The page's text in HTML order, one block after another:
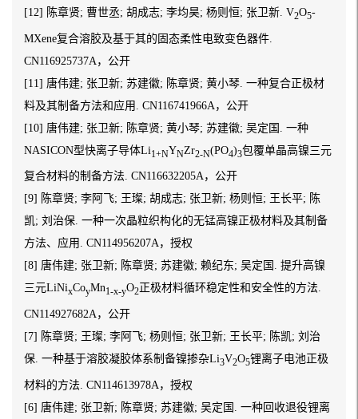
[12] 陈章贤; 曹世丞; 胡成志; 李均昊; 杨则恒; 张卫新. V2O5-
MXene复合溶胶及基于其的固态柔性电致变色器件.
CN116925737A，公开
[11] 唐伟建; 张卫新; 苏建徽; 陈章贤; 黄小琴. 一种复合正极材
料及其制备方法和应用. CN116741966A，公开
[10] 唐伟建; 张卫新; 陈章贤; 黄小琴; 苏建徽; 吴定国. 一种
NASICON型快离子导体Li1+NYNZr2-N(PO4)3包覆单晶高镍三元
复合材料的制备方法. CN116632205A，公开
[9] 陈章贤; 李阿飞; 王璨; 胡成志; 张卫新; 杨则恒; 王长平; 陈
凯; 刘治保. 一种一次晶粒织构化的无锰高镍正极材料及其制备
方法、应用. CN114956207A，授权
[8] 唐伟建; 张卫新; 陈章贤; 苏建徽; 赖纪东; 吴定国. 提升高镍
三元LiNixCoyMn1-x-yO2正极材料循环稳定性和安全性的方法.
CN114927682A，公开
[7] 陈章贤; 王璨; 李阿飞; 杨则恒; 张卫新; 王长平; 陈凯; 刘治
保. 一种基于溶胶凝胶体系制备镍掺杂Li3V2O5锂离子电池正极
材料的方法. CN114613978A，授权
[6] 唐伟建; 张卫新; 陈章贤; 苏建徽; 吴定国. 一种回收退役锂离